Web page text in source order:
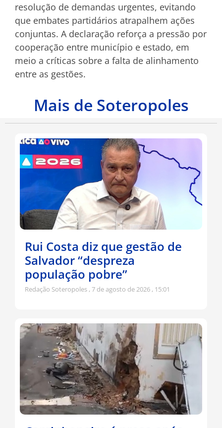
resolução de demandas urgentes, evitando
que embates partidários atrapalhem ações
conjuntas. A declaração reforça a pressão por
cooperação entre município e estado, em
meio a críticas sobre a falta de alinhamento
entre as gestões.
Mais de Soteropoles
Rui Costa diz que gestão de
Salvador “despreza
população pobre”
Redação Soteropoles 7 de agosto de 2026 15:01